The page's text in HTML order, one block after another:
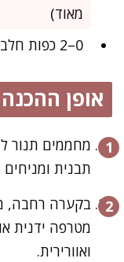
מאוד)
0–2 כפות חלב (רק אם הבלילה יבשה מדי)
אופן ההכנה
תבנית
בקערה רחבה,
מטרפה ידנית
ואוורירית.